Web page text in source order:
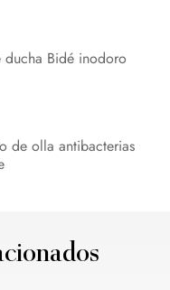
ducha Bidé inodoro
de olla antibacterias